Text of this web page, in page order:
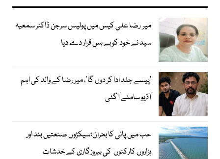
میر رضا علی کیس میں پولیس سرجن ڈاکٹر سمعیہ
سید نے خود کو بے بس قرار دے دیا
’پیسے جلد ادا کر دوں گا‘، میر رضا کے والد کی اہم
آڈیو سامنے آگئی
حب میں پانی کا بحران؛سیکڑوں صنعتیں بند اور
ہزاروں کارکنوں کی بیروزگاری کے خدشات